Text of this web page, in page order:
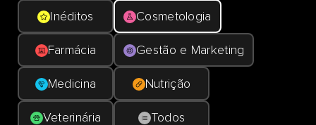
Inéditos Cosmetologia
Farmácia Gestão e Marketing
Medicina Nutrição
Veterinária Todos